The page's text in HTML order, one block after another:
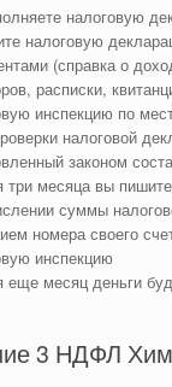
налоговую
налоговую
(справка о
расписки,
инспекцию по
налоговой
законом
три месяца вы
суммы
номера своего
инспекцию
еще месяц деньги
3 НДФЛ